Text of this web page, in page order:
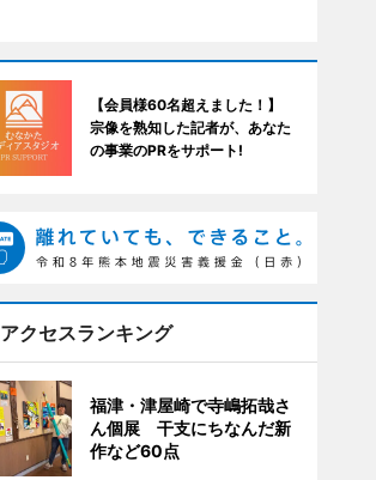
【会員様60名超えました！】
宗像を熟知した記者が、あなた
の事業のPRをサポート!
アクセスランキング
福津・津屋崎で寺嶋拓哉さ
ん個展 干支にちなんだ新
作など60点